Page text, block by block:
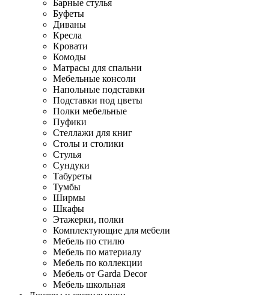
Барные стулья
Буфеты
Диваны
Кресла
Кровати
Комоды
Матрасы для спальни
Мебельные консоли
Напольные подставки
Подставки под цветы
Полки мебельные
Пуфики
Стеллажи для книг
Столы и столики
Стулья
Сундуки
Табуреты
Тумбы
Ширмы
Шкафы
Этажерки, полки
Комплектующие для мебели
Мебель по стилю
Мебель по материалу
Мебель по коллекции
Мебель от Garda Decor
Мебель школьная